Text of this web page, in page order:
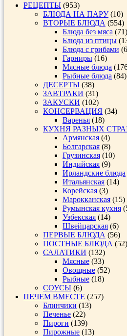
РЕЦЕПТЫ (953)
БЛЮДА НА ПАРУ(10)
ВТОРЫЕ БЛЮДА (554)
Блюда без мяса (71)
Блюда из птицы
Блюда с грибами
Гарниры (16)
Мясные блюда
Рыбные блюда (84)
ДЕСЕРТЫ (38)
ЗАВТРАКИ (31)
ЗАКУСКИ (102)
КОНСЕРВАЦИЯ (34)
Варенья (18)
КУХНЯ РАЗНЫХ
Армянская (4)
Болгарская (8)
Грузинская (10)
Индийская (9)
Ирландские блюда
Итальянская (14)
Корейская (3)
Марокканская (15)
Румынская кухня
Узбекская (14)
Швейцарская (6)
ПЕРВЫЕ БЛЮДА (56)
ПОСТНЫЕ БЛЮДА (52)
САЛАТИКИ (132)
Мясные (33)
Овощные (52)
Рыбные (18)
СОУСЫ (6)
ПЕЧЕМ ВМЕСТЕ (257)
Блинчики (13)
Печенье (22)
Пироги (139)
Пирожные (13)